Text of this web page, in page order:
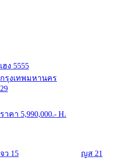
เฮง 5555
กรุงเทพมหานคร
29
ราคา 5,990,000.- H.
จว 15
ญส 21